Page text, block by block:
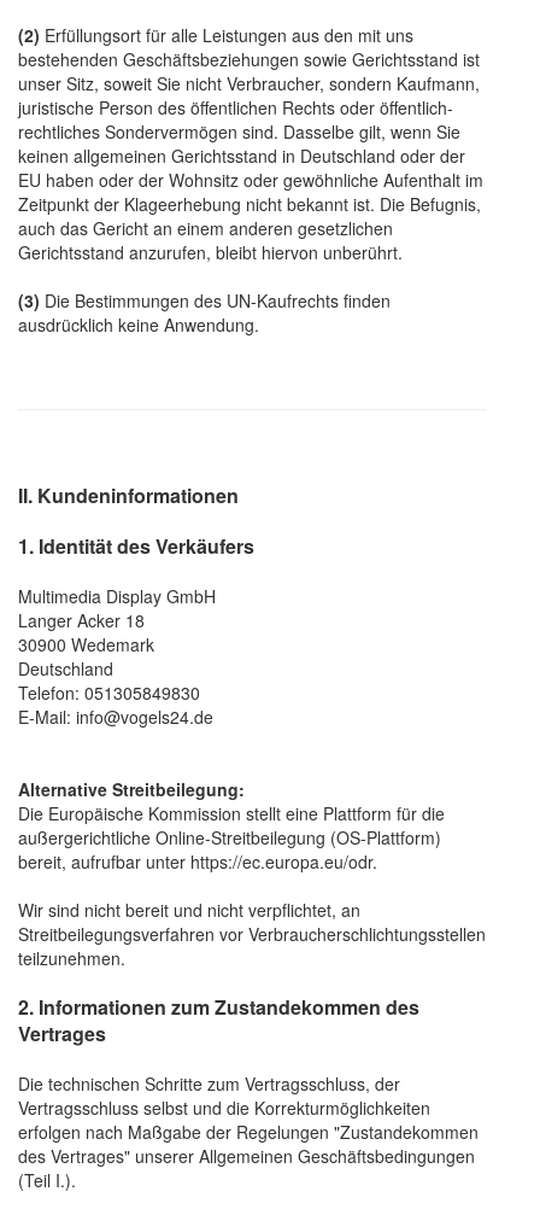
(2) Erfüllungsort für alle Leistungen aus den mit uns
bestehenden Geschäftsbeziehungen sowie Gerichtsstand ist
unser Sitz, soweit Sie nicht Verbraucher, sondern Kaufmann,
juristische Person des öffentlichen Rechts oder öffentlich-
rechtliches Sondervermögen sind. Dasselbe gilt, wenn Sie
keinen allgemeinen Gerichtsstand in Deutschland oder der
EU haben oder der Wohnsitz oder gewöhnliche Aufenthalt im
Zeitpunkt der Klageerhebung nicht bekannt ist. Die Befugnis,
auch das Gericht an einem anderen gesetzlichen
Gerichtsstand anzurufen, bleibt hiervon unberührt.
(3) Die Bestimmungen des UN-Kaufrechts finden
ausdrücklich keine Anwendung.
II. Kundeninformationen
1. Identität des Verkäufers
Multimedia Display GmbH
Langer Acker 18
30900 Wedemark
Deutschland
Telefon: 051305849830
E-Mail: info@vogels24.de
Alternative Streitbeilegung:
Die Europäische Kommission stellt eine Plattform für die
außergerichtliche Online-Streitbeilegung (OS-Plattform)
bereit, aufrufbar unter https://ec.europa.eu/odr.
Wir sind nicht bereit und nicht verpflichtet, an
Streitbeilegungsverfahren vor Verbraucherschlichtungsstellen
teilzunehmen.
2. Informationen zum Zustandekommen des
Vertrages
Die technischen Schritte zum Vertragsschluss, der
Vertragsschluss selbst und die Korrekturmöglichkeiten
erfolgen nach Maßgabe der Regelungen "Zustandekommen
des Vertrages" unserer Allgemeinen Geschäftsbedingungen
(Teil I.).